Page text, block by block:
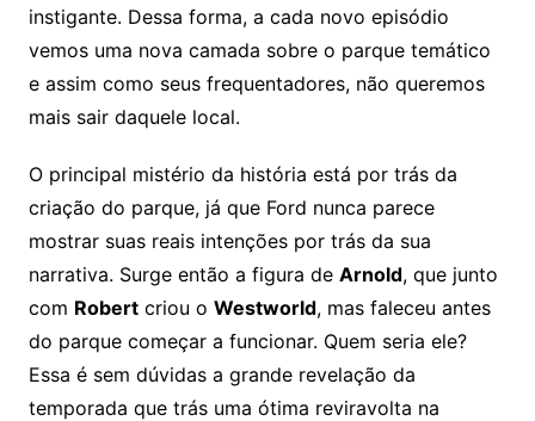
instigante. Dessa forma, a cada novo episódio
vemos uma nova camada sobre o parque temático
e assim como seus frequentadores, não queremos
mais sair daquele local.
O principal mistério da história está por trás da
criação do parque, já que Ford nunca parece
mostrar suas reais intenções por trás da sua
narrativa. Surge então a figura de Arnold, que junto
com Robertcriou o Westworld, mas faleceu antes
do parque começar a funcionar. Quem seria ele?
Essa é sem dúvidas a grande revelação da
temporada que trás uma ótima reviravolta na